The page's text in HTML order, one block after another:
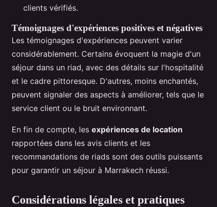
clients vérifiés.
Témoignages d'expériences positives et négatives
Les témoignages d'expériences peuvent varier
considérablement. Certains évoquent la magie d'un
séjour dans un riad, avec des détails sur l'hospitalité
et le cadre pittoresque. D'autres, moins enchantés,
peuvent signaler des aspects à améliorer, tels que le
service client ou le bruit environnant.
En fin de compte, les expériences de location
rapportées dans les avis clients et les
recommandations de riads sont des outils puissants
pour garantir un séjour à Marrakech réussi.
Considérations légales et pratiques